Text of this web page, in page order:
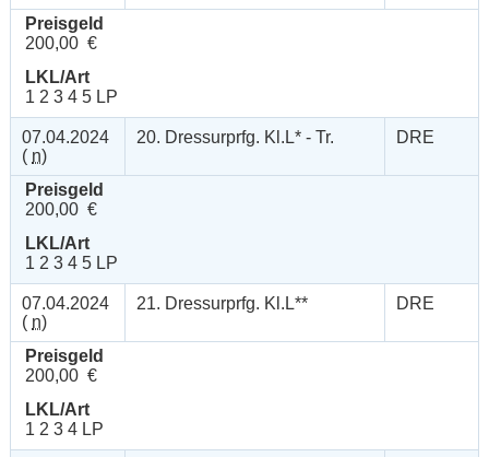
Preisgeld
200,00 €
LKL/Art
1 2 3 4 5 LP
07.04.2024
( n)
20. Dressurprfg. Kl.L* - Tr. DRE
Preisgeld
200,00 €
LKL/Art
1 2 3 4 5 LP
07.04.2024
( n)
21. Dressurprfg. Kl.L** DRE
Preisgeld
200,00 €
LKL/Art
1 2 3 4 LP